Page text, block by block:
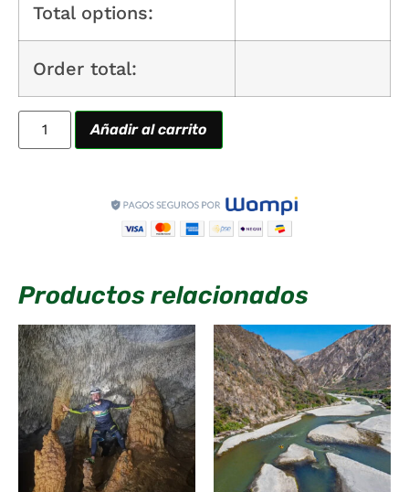
Total options:
Order total:
Añadir al carrito
Productos relacionados